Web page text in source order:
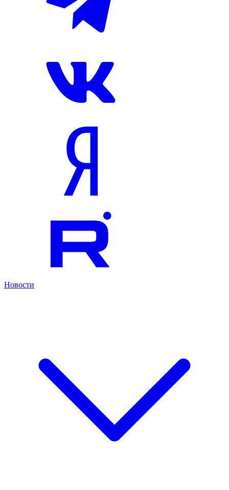
Новости